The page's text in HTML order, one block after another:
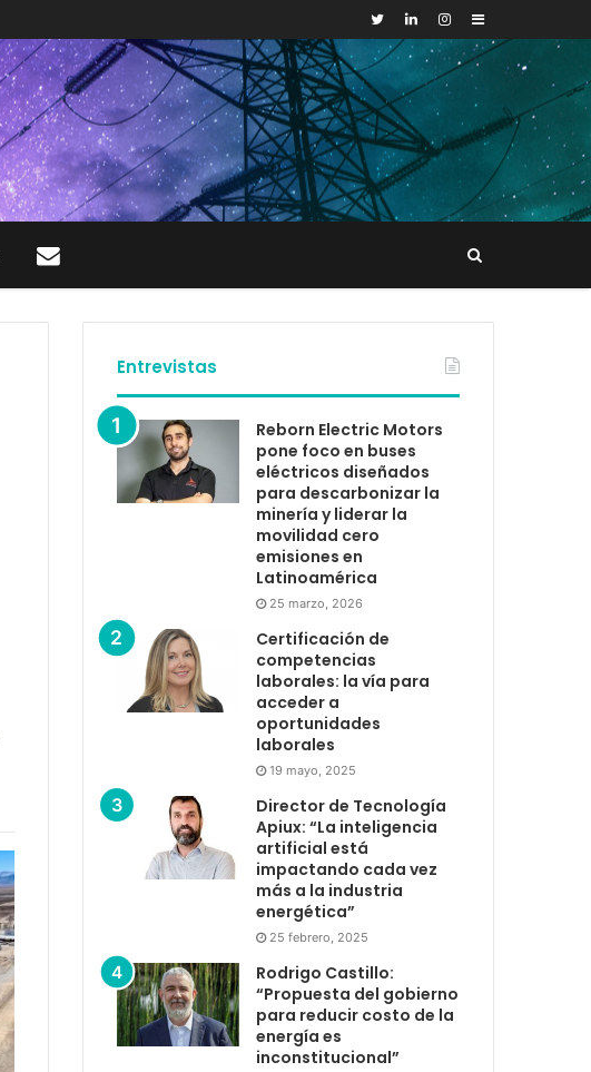
Sidebar
Entrevistas
Reborn Electric Motors
pone foco en buses
eléctricos diseñados
para descarbonizar la
minería y liderar la
movilidad cero
emisiones en
Latinoamérica
25 marzo, 2026
Certificación de
competencias
laborales: la vía para
acceder a
oportunidades
laborales
19 mayo, 2025
Director de Tecnología
Apiux: “La inteligencia
artificial está
impactando cada vez
más a la industria
energética”
25 febrero, 2025
Rodrigo Castillo:
“Propuesta del gobierno
para reducir costo de la
energía es
inconstitucional”